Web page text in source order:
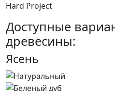
Hard Project
Доступные
древесины:
Ясень